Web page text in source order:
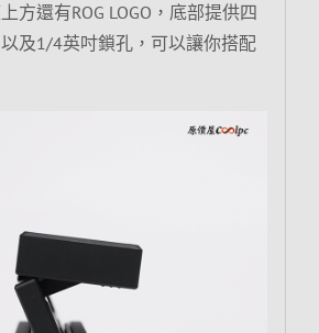
方還有ROG LOGO，底部提供四
及1/4英吋鎖孔，可以讓你搭配